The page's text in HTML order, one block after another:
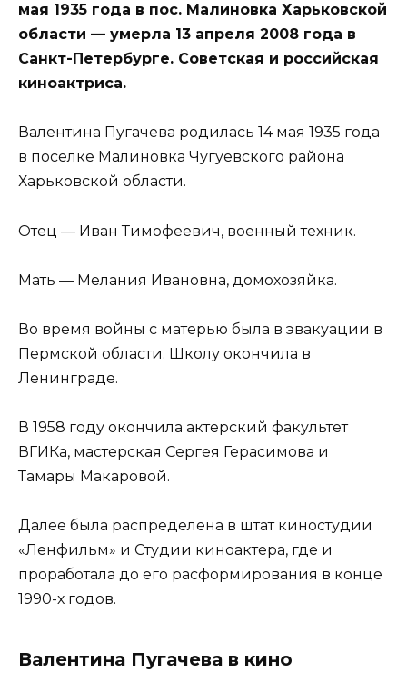
мая 1935 года в пос. Малиновка Харьковской
области — умерла 13 апреля 2008 года в
Санкт-Петербурге. Советская и российская
киноактриса.
Валентина Пугачева родилась 14 мая 1935 года
в поселке Малиновка Чугуевского района
Харьковской области.
Отец — Иван Тимофеевич, военный техник.
Мать — Мелания Ивановна, домохозяйка.
Во время войны с матерью была в эвакуации в
Пермской области. Школу окончила в
Ленинграде.
В 1958 году окончила актерский факультет
ВГИКа, мастерская Сергея Герасимова и
Тамары Макаровой.
Далее была распределена в штат киностудии
«Ленфильм» и Студии киноактера, где и
проработала до его расформирования в конце
1990-х годов.
Валентина Пугачева в кино